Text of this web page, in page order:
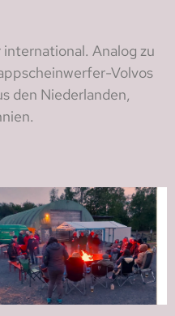
Analog zu
Volvos
den Niederlanden,